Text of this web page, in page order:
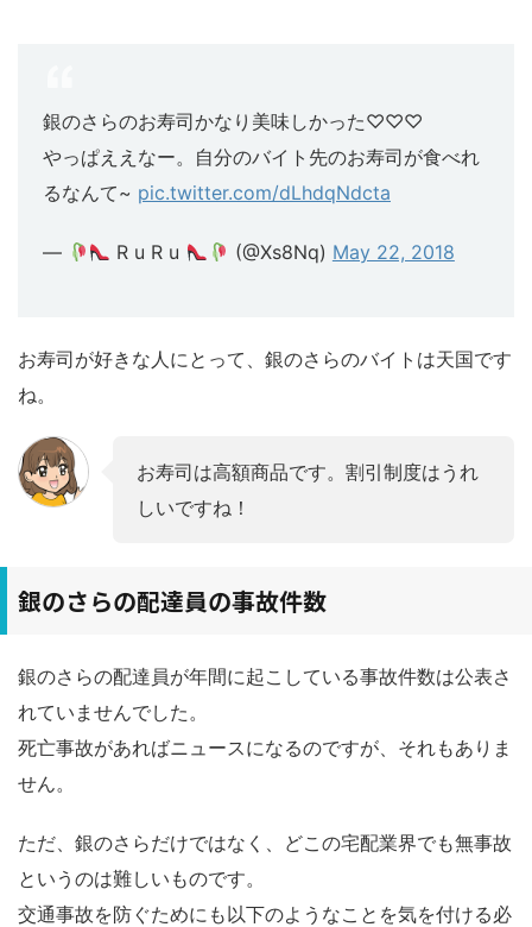
銀のさらのお寿司かなり美味しかった♡♡♡
やっぱええなー。自分のバイト先のお寿司が食べれ
るなんて~ pic.twitter.com/dLhdqNdcta
— ︎R u R u (@Xs8Nq) May 22, 2018
お寿司が好きな人にとって、銀のさらのバイトは天国です
ね。
お寿司は高額商品です。割引制度はうれ
しいですね！
銀のさらの配達員の事故件数
銀のさらの配達員が年間に起こしている事故件数は公表さ
れていませんでした。
死亡事故があればニュースになるのですが、それもありま
せん。
ただ、銀のさらだけではなく、どこの宅配業界でも無事故
というのは難しいものです。
交通事故を防ぐためにも以下のようなことを気を付ける必